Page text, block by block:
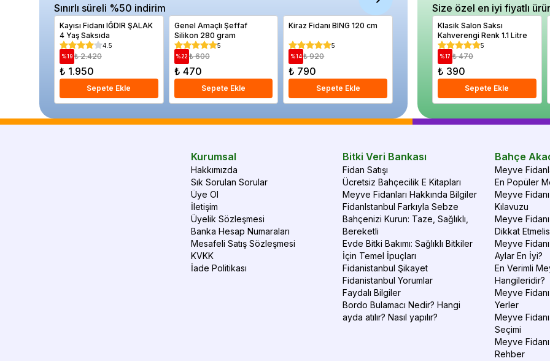
Sınırlı süreli %50 indirim
Kayısı Fidanı IĞDIR ŞALAK
4 Yaş Saksıda
4.5
%19 ₺ 2.420
₺ 1.950
Sepete Ekle
Genel Amaçlı Şeffaf
Silikon 280 gram
5
%22 ₺ 600
₺ 470
Sepete Ekle
Kiraz Fidanı BING 120 cm
5
%14 ₺ 920
₺ 790
Sepete Ekle
Kayısı Fidanı Malatya 5 Yaş
5
₺ 4.200
₺ 2.900
Sepete Ekle
Asma
Size özel en iyi fiyatlı
Klasik Salon Saksı
Kahverengi Renk 1.1 Litre
5
%17 ₺ 470
₺ 390
Sepete Ekle
Kurumsal
Hakkımızda
Sık Sorulan Sorular
Üye Ol
İletişim
Üyelik Sözleşmesi
Banka Hesap Numaraları
Mesafeli Satış Sözleşmesi
KVKK
İade Politikası
Bitki Veri Bankası
Fidan Satışı
Ücretsiz Bahçecilik E Kitapları
Meyve Fidanları Hakkında Bilgiler
FidanIstanbul Farkıyla Sebze
Bahçenizi Kurun: Taze, Sağlıklı,
Bereketli
Evde Bitki Bakımı: Sağlıklı Bitkiler
İçin Temel İpuçları
Fidanistanbul Şikayet
Fidanistanbul Yorumlar
Faydalı Bilgiler
Bordo Bulamacı Nedir? Hangi
ayda atılır? Nasıl yapılır?
Bahçe
Meyve
En Popüler
Meyve
Kılavuzu
Meyve
Dikkat
Meyve
Aylar En İyi?
En Verimli
Hangileridir?
Meyve
Yerler
Meyve
Seçimi
Meyve Fidanı
Rehber